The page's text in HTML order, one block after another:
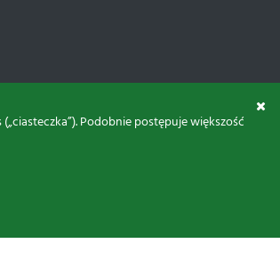
Podobnie postępuje większość